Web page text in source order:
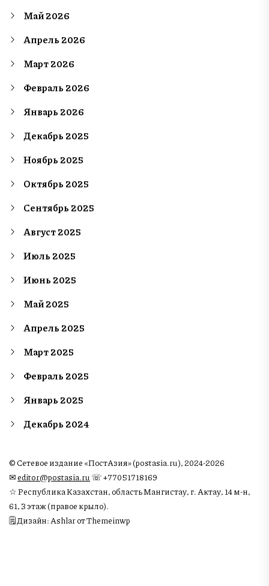
Май 2026
Апрель 2026
Март 2026
Февраль 2026
Январь 2026
Декабрь 2025
Ноябрь 2025
Октябрь 2025
Сентябрь 2025
Август 2025
Июль 2025
Июнь 2025
Май 2025
Апрель 2025
Март 2025
Февраль 2025
Январь 2025
Декабрь 2024
© Сетевое издание «ПостАзия» (postasia.ru), 2024-2026
✉︎editor@postasia.ru ☏ +77051718169
☆ Республика Казахстан, область Мангистау, г. Актау, 14 м-н,
61, 3 этаж (правое крыло).
🗒 Дизайн: Ashlar от Themeinwp